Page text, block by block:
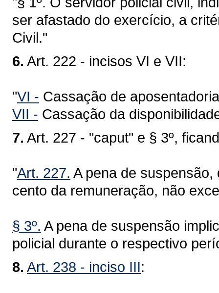
ser afastado do exercício, a
Civil."
6. Art. 222 - incisos VI e VII:
"VI - Cassação de
VII - Cassação da
7. Art. 227 - "caput" e § 3º,
"Art. 227. A pena de
cento da remuneração, não
§ 3º. A pena de suspensão
policial durante o respectivo
8. Art. 238 - inciso III: